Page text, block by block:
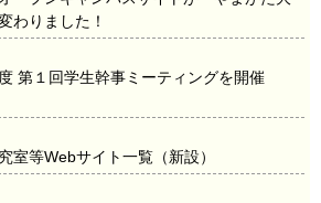
わりました！
第１回学生幹事ミーティングを開催
室等Webサイト一覧（新設）